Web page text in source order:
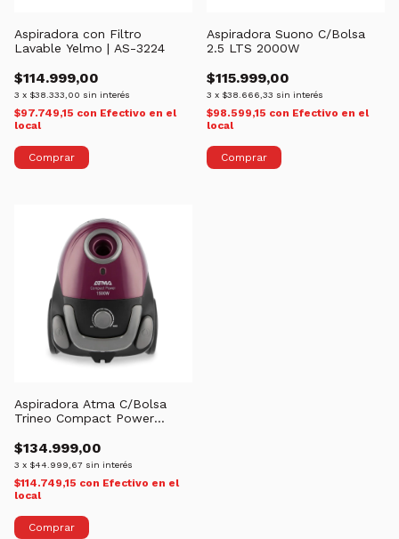
Aspiradora con Filtro
Lavable Yelmo | AS-3224
$114.999,00
3 x $38.333,00 sin interés
$97.749,15 con Efectivo en el
local
Aspiradora Suono C/Bolsa
2.5 LTS 2000W
$115.999,00
3 x $38.666,33 sin interés
$98.599,15 con Efectivo en el
local
Aspiradora Atma C/Bolsa
Trineo Compact Power
$134.999,00
3 x $44.999,67 sin interés
$114.749,15 con Efectivo en el
local